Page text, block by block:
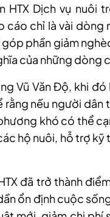
HTX Dịch vụ nuôi
cáo chỉ là vài
phần giảm
của những dòng
Vũ Văn Độ, khi
nếu người dân
khó có thể
hộ nuôi, hỗ trợ
đã trở thành
ổn định cuộc